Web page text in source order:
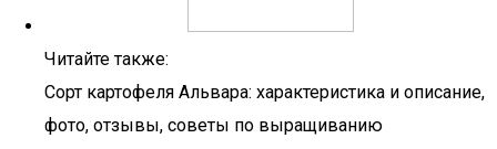
Читайте также:
Сорт картофеля Альвара: характеристика и описание,
фото, отзывы, советы по выращиванию